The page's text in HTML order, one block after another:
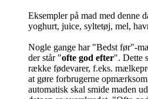
Eksempler på mad med denne
yoghurt, juice, syltetøj, mel,
Nogle gange har "Bedst før"-
der står "ofte god efter". Dette
række fødevarer, f.eks.
at gøre forbrugerne
automatisk skal smide maden